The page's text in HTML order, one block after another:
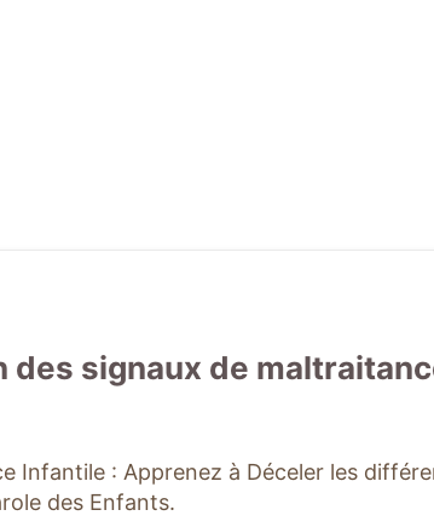
des signaux de
Infantile : Apprenez à Déceler les
des Enfants.